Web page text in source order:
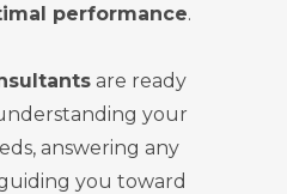
performance.
are ready
your
answering any
you toward